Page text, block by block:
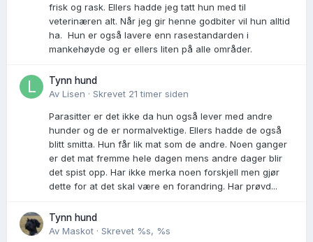
frisk og rask. Ellers hadde jeg tatt hun med til
veterinæren alt. Når jeg gir henne godbiter vil hun alltid
ha. Hun er også lavere enn rasestandarden i
mankehøyde og er ellers liten på alle områder.
Tynn hund
Av Lisen · Skrevet 21 timer siden
Parasitter er det ikke da hun også lever med andre
hunder og de er normalvektige. Ellers hadde de også
blitt smitta. Hun får lik mat som de andre. Noen ganger
er det mat fremme hele dagen mens andre dager blir
det spist opp. Har ikke merka noen forskjell men gjør
dette for at det skal være en forandring. Har prøvd...
Tynn hund
Av Maskot · Skrevet %s, %s